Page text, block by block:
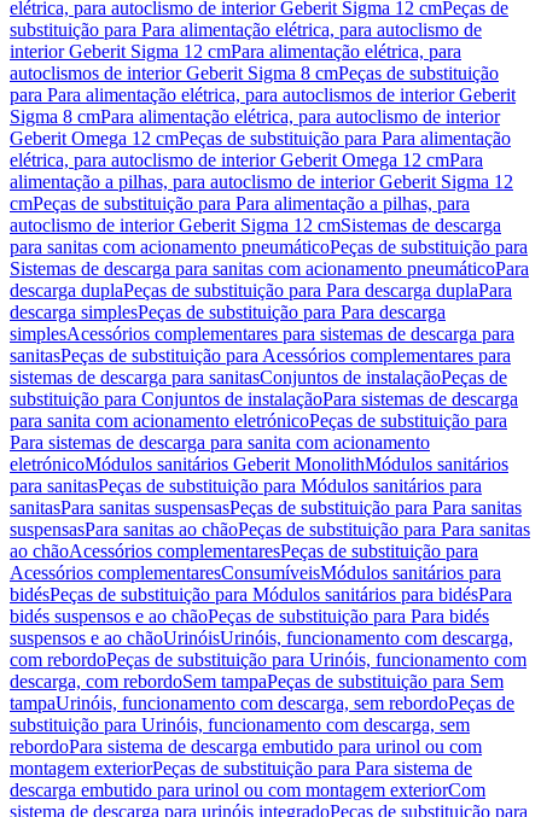
elétrica, para autoclismo de interior Geberit Sigma 12 cmPeças de
substituição para Para alimentação elétrica, para autoclismo de
interior Geberit Sigma 12 cmPara alimentação elétrica, para
autoclismos de interior Geberit Sigma 8 cmPeças de substituição
para Para alimentação elétrica, para autoclismos de interior Geberit
Sigma 8 cmPara alimentação elétrica, para autoclismo de interior
Geberit Omega 12 cmPeças de substituição para Para alimentação
elétrica, para autoclismo de interior Geberit Omega 12 cmPara
alimentação a pilhas, para autoclismo de interior Geberit Sigma 12
cmPeças de substituição para Para alimentação a pilhas, para
autoclismo de interior Geberit Sigma 12 cmSistemas de descarga
para sanitas com acionamento pneumáticoPeças de substituição para
Sistemas de descarga para sanitas com acionamento pneumáticoPara
descarga duplaPeças de substituição para Para descarga duplaPara
descarga simplesPeças de substituição para Para descarga
simplesAcessórios complementares para sistemas de descarga para
sanitasPeças de substituição para Acessórios complementares para
sistemas de descarga para sanitasConjuntos de instalaçãoPeças de
substituição para Conjuntos de instalaçãoPara sistemas de descarga
para sanita com acionamento eletrónicoPeças de substituição para
Para sistemas de descarga para sanita com acionamento
eletrónicoMódulos sanitários Geberit MonolithMódulos sanitários
para sanitasPeças de substituição para Módulos sanitários para
sanitasPara sanitas suspensasPeças de substituição para Para sanitas
suspensasPara sanitas ao chãoPeças de substituição para Para sanitas
ao chãoAcessórios complementaresPeças de substituição para
Acessórios complementaresConsumíveisMódulos sanitários para
bidésPeças de substituição para Módulos sanitários para bidésPara
bidés suspensos e ao chãoPeças de substituição para Para bidés
suspensos e ao chãoUrinóisUrinóis, funcionamento com descarga,
com rebordoPeças de substituição para Urinóis, funcionamento com
descarga, com rebordoSem tampaPeças de substituição para Sem
tampaUrinóis, funcionamento com descarga, sem rebordoPeças de
substituição para Urinóis, funcionamento com descarga, sem
rebordoPara sistema de descarga embutido para urinol ou com
montagem exteriorPeças de substituição para Para sistema de
descarga embutido para urinol ou com montagem exteriorCom
sistema de descarga para urinóis integradoPeças de substituição para